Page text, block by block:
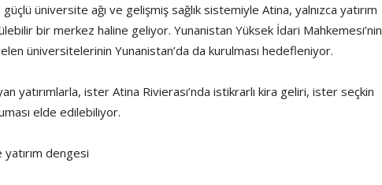
üniversite ağı ve gelişmiş sağlık sistemiyle Atina, yalnızca yatırım
bir merkez haline geliyor. Yunanistan Yüksek İdari Mahkemesi’nin
üniversitelerinin Yunanistan’da da kurulması hedefleniyor.
yatırımlarla, ister Atina Rivierası’nda istikrarlı kira geliri, ister seçkin
elde edilebiliyor.
yatırım dengesi